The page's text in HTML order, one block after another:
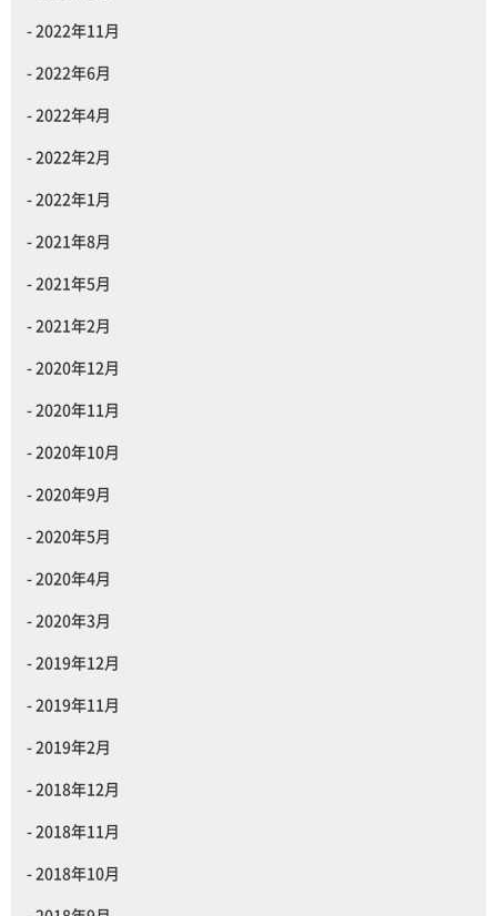
2022年11月
2022年6月
2022年4月
2022年2月
2022年1月
2021年8月
2021年5月
2021年2月
2020年12月
2020年11月
2020年10月
2020年9月
2020年5月
2020年4月
2020年3月
2019年12月
2019年11月
2019年2月
2018年12月
2018年11月
2018年10月